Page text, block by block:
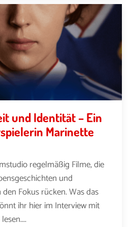
und Identität – Ein
Marinette
regelmäßig Filme, die
und
Fokus rücken. Was das
ihr hier im Interview mit